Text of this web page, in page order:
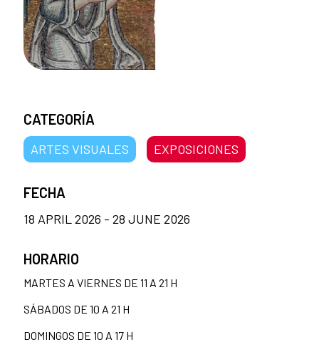
CATEGORÍA
ARTES VISUALES EXPOSICIONES
FECHA
18 APRIL 2026 - 28 JUNE 2026
HORARIO
MARTES A VIERNES DE 11 A 21 H
SÁBADOS DE 10 A 21 H
DOMINGOS DE 10 A 17 H